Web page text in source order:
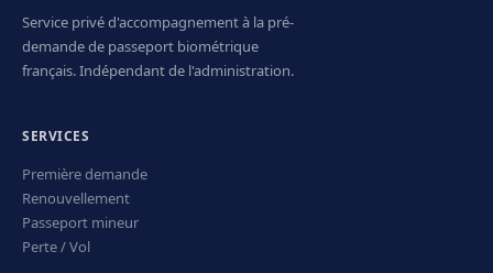
Service privé d'accompagnement à la pré-
demande de passeport biométrique
français. Indépendant de l'administration.
SERVICES
Première demande
Renouvellement
Passeport mineur
Perte / Vol